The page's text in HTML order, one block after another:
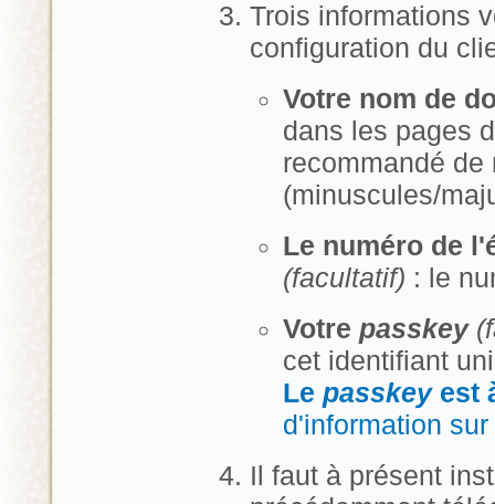
Trois informations
configuration du
Votre nom de
dans les pages
recommandé
(minuscules/
Le numéro de
(facultatif) : le
Votre passkey
cet identifiant
Le passkeyest
d'information
Il faut à présent